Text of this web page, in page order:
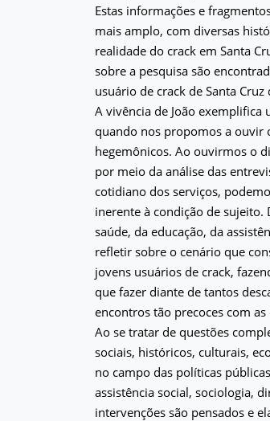
Estas informações e
mais amplo, com diversas
realidade do crack em Santa
sobre a pesquisa são
usuário de crack de Santa Cruz
A vivência de João
quando nos propomos a ouvir
hegemônicos. Ao ouvirmos o
por meio da análise das
cotidiano dos serviços,
inerente à condição de
saúde, da educação, da
refletir sobre o cenário que
jovens usuários de crack,
que fazer diante de tantos
encontros tão precoces com as
Ao se tratar de questões
sociais, históricos, culturais,
no campo das políticas
assistência social, sociologia,
intervenções são pensados e